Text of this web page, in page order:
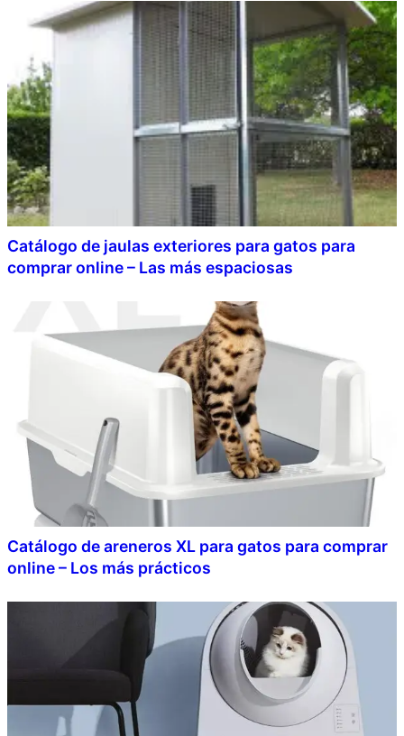
Catálogo de jaulas exteriores para gatos para
comprar online – Las más espaciosas
Catálogo de areneros XL para gatos para comprar
online – Los más prácticos